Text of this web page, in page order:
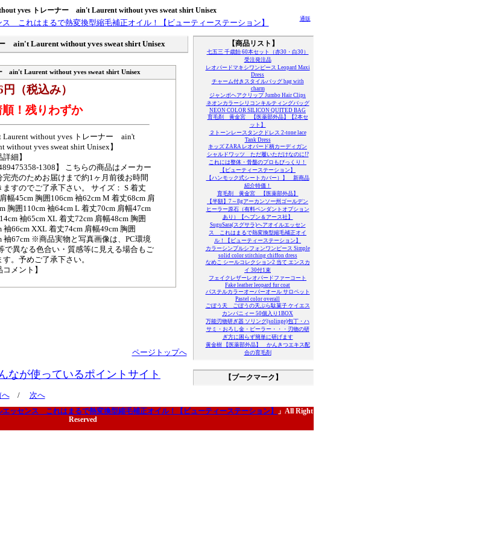
yves トレーナー ain't Laurent without yves sweat shirt Unisex
通販
【商品リスト】
七五三 千歳飴 60本セット（赤30・白30）
受注発注品
レオパードマキシワンピース Leopard Maxi
Dress
チャーム付きスタイルバッグ bag with
charm
ジャンボヘアクリップ Jumbo Hair Clips
ネオンカラーシリコンキルティングバッグ
NEON COLOR SILICON QUITED BAG
育毛剤 黄金宮 【医薬部外品】【2本セ
ット】
２トーンレースタンクドレス 2-tone lace
Tank Dress
キッズ ZARA レオパード柄カーディガン
シャルドワッツ ただ履いただけなのに!?
これには整体・骨盤のプロもびっくり！
【ビューティーステーション】
【ハンモック式シートカバー）】 新商品
紹介特価！
育毛剤 黄金宮 【医薬部外品】
【半額】7～8gアーカンソー州ゴールデン
ヒーラー原石（有料ペンダントオプション
あり）【ヘブン＆アース社】
SuguSara(スグサラ)ヘアオイルエッセン
ス これはまるで熱変換型縮毛補正オイ
ル！【ビューティーステーション】
カラーシンプルシフォンワンピース Simple
solid color stitching chiffon dress
なめこ シールコレクション2 当て エンスカ
イ 30付1束
フェイクレザーレオパードファーコート
Fake leather leopard fur coat
パステルカラーオーバーオール サロペット
Pastel color overall
ごぼう天 ごぼうの天ぷら駄菓子 ケイエス
カンパニィー 50個入り1BOX
万能刃物研ぎ器 ソリング(solinge)包丁・ハ
サミ・おろし金・ピーラー・・・刃物の研
ぎ方に困らず簡単に研げます
黄金樹 【医薬部外品】 かんきつエキス配
合の育毛剤
【ブークマーク】
ain't Laurent without yves sweat shirt Unisex
ain't Laurent without yves sweat shirt Unisex
円（税込み）
順！残りわずか
Laurent without yves トレーナー ain't
without yves sweat shirt Unisex】
詳細】
1308】 こちらの商品はメーカー
完売のためお届けまで約1ヶ月前後お時間
ますのでご了承下さい。 サイズ： S 着丈
幅45cm 胸囲106cm 袖62cm M 着丈68cm 肩
胸囲110cm 袖64cm L 着丈70cm 肩幅47cm
袖65cm XL 着丈72cm 肩幅48cm 胸囲
袖66cm XXL 着丈74cm 肩幅49cm 胸囲
袖67cm ※商品実物と写真画像は、PC環境
で異なる色合い・質感等に見える場合もご
す。予めご了承下さい。
コメント】
ページトップへ
なが使っているポイントサイト
へ/ 次へ
エッセンス これはまるで熱変換型縮毛補正オイル！【ビューティーステーション】
」All Right
Reserved